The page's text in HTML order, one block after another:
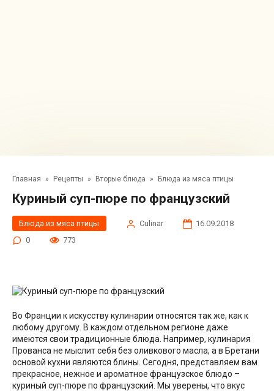
Главная » Рецепты » Вторые блюда » Блюда из мяса птицы
Куриный суп-пюре по французский
Блюда из мяса птицы Сulinar
16.09.2018
0
773
Во Франции к искусству кулинарии относятся так же, как к
любому другому. В каждом отдельном регионе даже
имеются свои традиционные блюда. Например, кулинария
Прованса не мыслит себя без оливкового масла, а в Бретани
основой кухни являются блины. Сегодня, представляем вам
прекрасное, нежное и ароматное французское блюдо –
куриный суп-пюре по французский. Мы уверены, что вкус